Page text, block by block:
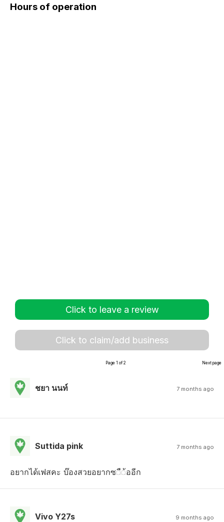
Hours of operation
Click to leave a review
Click to claim/add business
Page 1 of 2 Next page
ชยา นนท์ 7 months ago
Suttida pink 7 months ago
อยากได้เฟสคะ บ๊องสวยอยากซ◌ื◌้ออีก
Vivo Y27s 9 months ago